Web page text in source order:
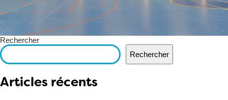
Rechercher
Rechercher
Articles récents